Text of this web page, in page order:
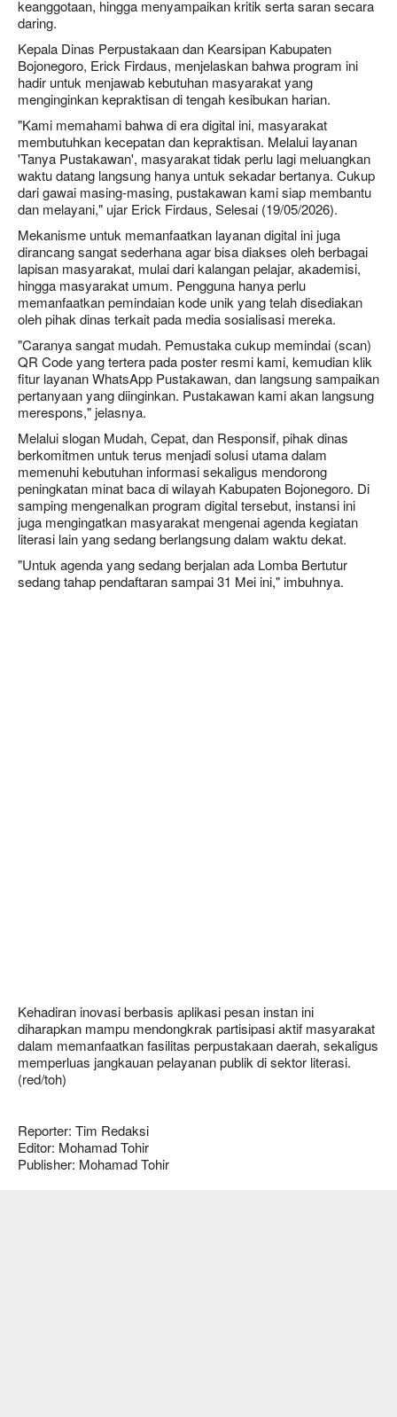
keanggotaan, hingga menyampaikan kritik serta saran secara
daring.
Kepala Dinas Perpustakaan dan Kearsipan Kabupaten
Bojonegoro, Erick Firdaus, menjelaskan bahwa program ini
hadir untuk menjawab kebutuhan masyarakat yang
menginginkan kepraktisan di tengah kesibukan harian.
"Kami memahami bahwa di era digital ini, masyarakat
membutuhkan kecepatan dan kepraktisan. Melalui layanan
'Tanya Pustakawan', masyarakat tidak perlu lagi meluangkan
waktu datang langsung hanya untuk sekadar bertanya. Cukup
dari gawai masing-masing, pustakawan kami siap membantu
dan melayani," ujar Erick Firdaus, Selesai (19/05/2026).
Mekanisme untuk memanfaatkan layanan digital ini juga
dirancang sangat sederhana agar bisa diakses oleh berbagai
lapisan masyarakat, mulai dari kalangan pelajar, akademisi,
hingga masyarakat umum. Pengguna hanya perlu
memanfaatkan pemindaian kode unik yang telah disediakan
oleh pihak dinas terkait pada media sosialisasi mereka.
"Caranya sangat mudah. Pemustaka cukup memindai (scan)
QR Code yang tertera pada poster resmi kami, kemudian klik
fitur layanan WhatsApp Pustakawan, dan langsung sampaikan
pertanyaan yang diinginkan. Pustakawan kami akan langsung
merespons," jelasnya.
Melalui slogan Mudah, Cepat, dan Responsif, pihak dinas
berkomitmen untuk terus menjadi solusi utama dalam
memenuhi kebutuhan informasi sekaligus mendorong
peningkatan minat baca di wilayah Kabupaten Bojonegoro. Di
samping mengenalkan program digital tersebut, instansi ini
juga mengingatkan masyarakat mengenai agenda kegiatan
literasi lain yang sedang berlangsung dalam waktu dekat.
"Untuk agenda yang sedang berjalan ada Lomba Bertutur
sedang tahap pendaftaran sampai 31 Mei ini," imbuhnya.
Kehadiran inovasi berbasis aplikasi pesan instan ini
diharapkan mampu mendongkrak partisipasi aktif masyarakat
dalam memanfaatkan fasilitas perpustakaan daerah, sekaligus
memperluas jangkauan pelayanan publik di sektor literasi.
(red/toh)
Reporter: Tim Redaksi
Editor: Mohamad Tohir
Publisher: Mohamad Tohir